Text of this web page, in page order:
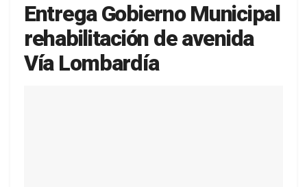
Entrega Gobierno Municipal
rehabilitación de avenida
Vía Lombardía